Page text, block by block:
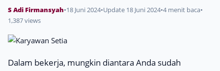
S Adi Firmansyah•18 Juni 2024•Update 18 Juni 2024•4 menit baca•
1,387 views
Dalam bekerja, mungkin diantara Anda sudah